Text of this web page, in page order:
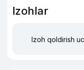
Izohlar
Izoh qoldirish